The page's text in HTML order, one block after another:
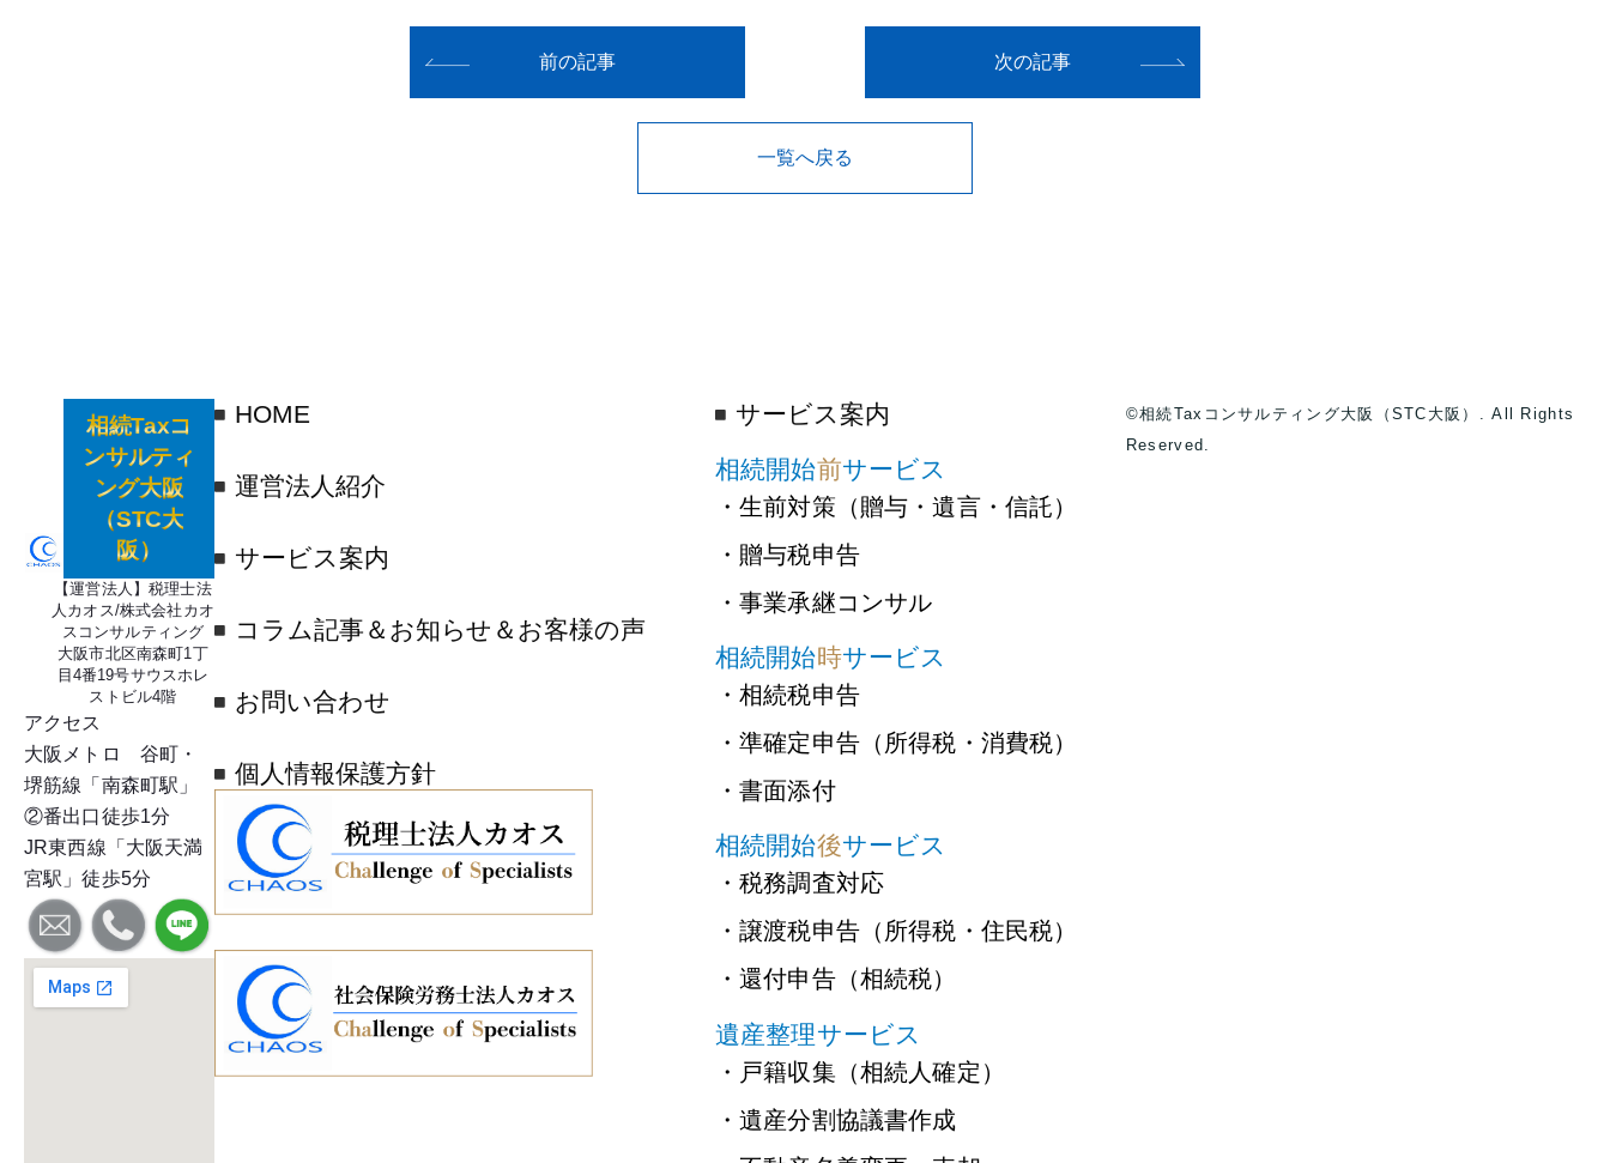
前の記事 次の記事
一覧へ戻る
相続Taxコ
ンサルティ
ング大阪
（STC大
阪）
【運営法人】税理士法
人カオス/株式会社カオ
スコンサルティング
大阪市北区南森町1丁
目4番19号サウスホレ
ストビル4階
アクセス
大阪メトロ 谷町・
堺筋線「南森町駅」
②番出口徒歩1分
JR東西線「大阪天満
宮駅」徒歩5分
HOME
運営法人紹介
サービス案内
コラム記事＆お知らせ＆お客様の声
お問い合わせ
個人情報保護方針
サービス案内
相続開始前サービス
・生前対策（贈与・遺言・信託）
・贈与税申告
・事業承継コンサル
相続開始時サービス
・相続税申告
・準確定申告（所得税・消費税）
・書面添付
相続開始後サービス
・税務調査対応
・譲渡税申告（所得税・住民税）
・還付申告（相続税）
遺産整理サービス
・戸籍収集（相続人確定）
・遺産分割協議書作成
©相続Taxコンサルティング大阪（STC大阪）. All Rights
Reserved.